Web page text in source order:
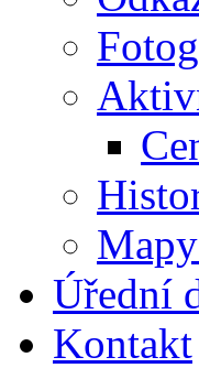
Úřední
Kontakt